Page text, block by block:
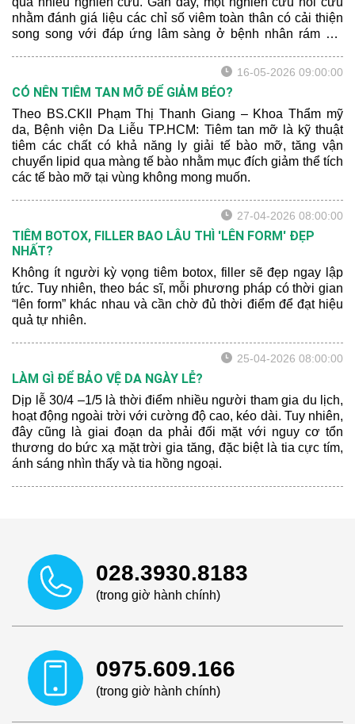
nhằm đánh giá liệu các chỉ số viêm toàn thân có cải thiện
song song với đáp ứng lâm sàng ở bệnh nhân rám má
giả cũng muốn đánh giá tiềm năng của các chỉ số viêm
như là chỉ dấu theo dõi đáp ứng điều trị.
16-05-2026 09:00:00
CÓ NÊN TIÊM TAN MỠ ĐỂ GIẢM BÉO?
Theo BS.CKII Phạm Thị Thanh Giang – Khoa Thẩm mỹ
da, Bệnh viện Da Liễu TP.HCM: Tiêm tan mỡ là kỹ thuật
tiêm các chất có khả năng ly giải tế bào mỡ, tăng vận
chuyển lipid qua màng tế bào nhằm mục đích giảm thể tích
các tế bào mỡ tại vùng không mong muốn.
27-04-2026 08:00:00
TIÊM BOTOX, FILLER BAO LÂU THÌ 'LÊN FORM' ĐẸP
NHẤT?
Không ít người kỳ vọng tiêm botox, filler sẽ đẹp ngay lập
tức. Tuy nhiên, theo bác sĩ, mỗi phương pháp có thời gian
“lên form” khác nhau và cần chờ đủ thời điểm để đạt hiệu
quả tự nhiên.
25-04-2026 08:00:00
LÀM GÌ ĐỂ BẢO VỆ DA NGÀY LỄ?
Dịp lễ 30/4 –1/5 là thời điểm nhiều người tham gia du lịch,
hoạt động ngoài trời với cường độ cao, kéo dài. Tuy nhiên,
đây cũng là giai đoạn da phải đối mặt với nguy cơ tổn
thương do bức xạ mặt trời gia tăng, đặc biệt là tia cực tím,
ánh sáng nhìn thấy và tia hồng ngoại.
028.3930.8183
(trong giờ hành chính)
0975.609.166
(trong giờ hành chính)